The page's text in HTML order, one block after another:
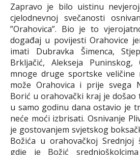
Zapravo je bilo uistinu
cjelodnevnoj svečanosti
”Orahovica”. Bio je to
događaj u povijesti Orahovice
imati Dubravka Šimenca,
Brkljačić, Alekseja Puninskog,
mnoge druge sportske veličine
može Orahovica i prije svega
Borić u orahovački kraj je došao
u samo godinu dana ostavio je
neće moći izbrisati. Osnivanje
je gostovanjem svjetskog
Božića u orahovačkoj Srednjoj
gdje je Božić